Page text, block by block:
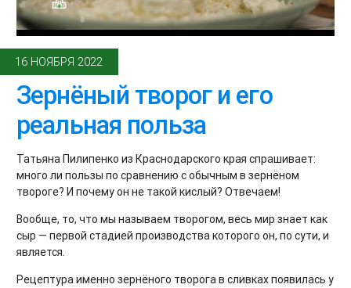
16 НОЯБРЯ 2022
Зернёный творог и его
реальная польза
Татьяна Пилипенко из Краснодарского края спрашивает:
много ли пользы по сравнению с обычным в зернёном
твороге? И почему он не такой кислый? Отвечаем!
Вообще, то, что мы называем творогом, весь мир знает как
сыр — первой стадией производства которого он, по сути, и
является.
Рецептура именно зернёного творога в сливках появилась у